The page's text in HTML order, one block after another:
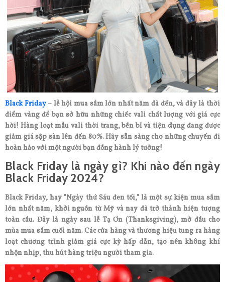
Black Friday– lễ hội mua sắm lớn nhất năm đã đến, và đây là thời
điểm vàng để bạn sở hữu những chiếc vali chất lượng với giá cực
hời! Hàng loạt mẫu vali thời trang, bền bỉ và tiện dụng đang được
giảm giá sập sàn lên đến 80%. Hãy sẵn sàng cho những chuyến đi
hoàn hảo với một người bạn đồng hành lý tưởng!
Black Friday là ngày gì? Khi nào đến ngày
Black Friday 2024?
Black Friday, hay "Ngày thứ Sáu đen tối," là một sự kiện mua sắm
lớn nhất năm, khởi nguồn từ Mỹ và nay đã trở thành hiện tượng
toàn cầu. Đây là ngày sau lễ Tạ Ơn (Thanksgiving), mở đầu cho
mùa mua sắm cuối năm. Các cửa hàng và thương hiệu tung ra hàng
loạt chương trình giảm giá cực kỳ hấp dẫn, tạo nên không khí
nhộn nhịp, thu hút hàng triệu người tham gia.